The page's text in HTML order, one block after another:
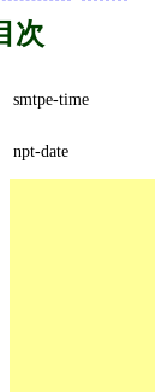
次
smtpe-time
npt-date